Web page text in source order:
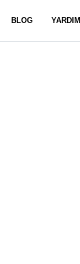
BLOG YARDIM